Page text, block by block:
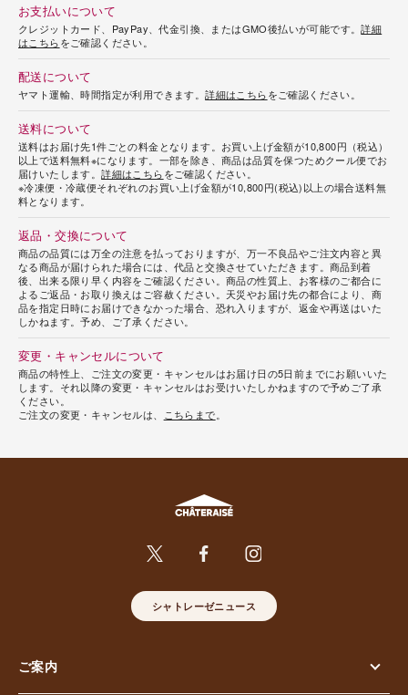
お支払いについて
クレジットカード、PayPay、代金引換、またはGMO後払いが可能です。詳細
はこちらをご確認ください。
配送について
ヤマト運輸、時間指定が利用できます。詳細はこちらをご確認ください。
送料について
送料はお届け先1件ごとの料金となります。お買い上げ金額が10,800円（税込）
以上で送料無料※になります。一部を除き、商品は品質を保つためクール便でお
届けいたします。詳細はこちらをご確認ください。
※冷凍便・冷蔵便それぞれのお買い上げ金額が10,800円(税込)以上の場合送料無
料となります。
返品・交換について
商品の品質には万全の注意を払っておりますが、万一不良品やご注文内容と異
なる商品が届けられた場合には、代品と交換させていただきます。商品到着
後、出来る限り早く内容をご確認ください。商品の性質上、お客様のご都合に
よるご返品・お取り換えはご容赦ください。天災やお届け先の都合により、商
品を指定日時にお届けできなかった場合、恐れ入りますが、返金や再送はいた
しかねます。予め、ご了承ください。
変更・キャンセルについて
商品の特性上、ご注文の変更・キャンセルはお届け日の5日前までにお願いいた
します。それ以降の変更・キャンセルはお受けいたしかねますので予めご了承
ください。
ご注文の変更・キャンセルは、
こちらまで
シャトレーゼニュース
ご案内